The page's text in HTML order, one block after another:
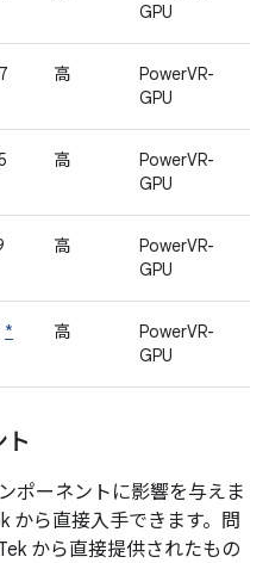
GPU
高
PowerVR-
GPU
高
PowerVR-
GPU
高
PowerVR-
GPU
* 高
PowerVR-
GPU
ポーネントに影響を与えま
から直接入手できます。問
から直接提供されたもの